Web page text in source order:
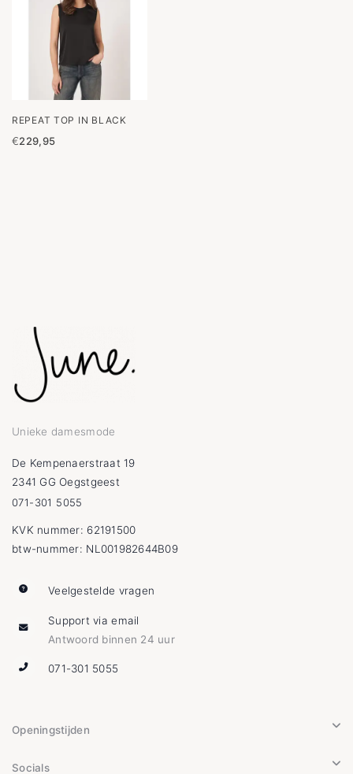
REPEAT TOP IN BLACK
€229,95
Unieke damesmode
De Kempenaerstraat 19
2341 GG Oegstgeest
071-301 5055
KVK nummer: 62191500
btw-nummer: NL001982644B09
Veelgestelde vragen
Support via email
Antwoord binnen 24 uur
071-301 5055
Openingstijden
Socials